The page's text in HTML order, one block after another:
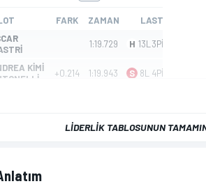
LIDERLIK TABLOSUNUN